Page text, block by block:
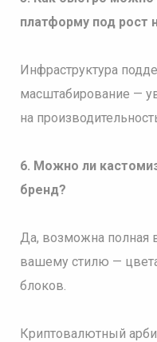
платформу под рост
Инфраструктура
масштабирование —
на
6. Можно ли
бренд?
Да, возможна полная
вашему стилю —
блоков.
Криптовалютный